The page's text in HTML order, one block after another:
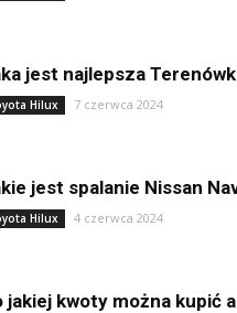
jest najlepsza
Hilux 7 czerwca 2024
jest spalanie Nissan
Hilux 4 czerwca 2024
jakiej kwoty można kupić